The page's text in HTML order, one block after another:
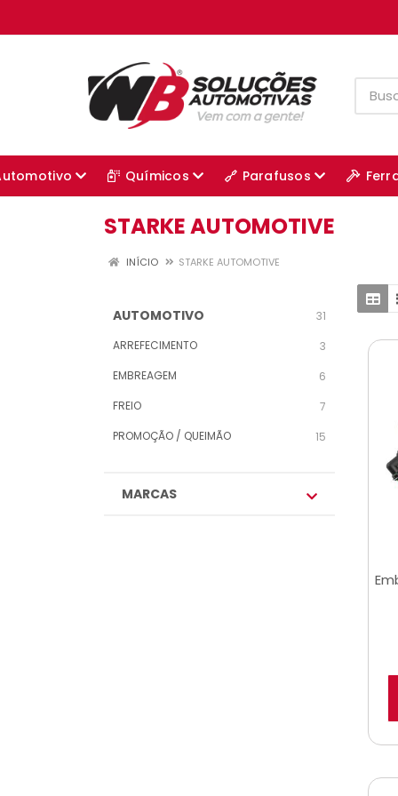
Químicos Parafusos
STARKE AUTOMOTIVE
INÍCIO STARKE AUTOMOTIVE
AUTOMOTIVO
31
ARREFECIMENTO
3
EMBREAGEM
6
FREIO
7
PROMOÇÃO / QUEIMÃO
15
MARCAS